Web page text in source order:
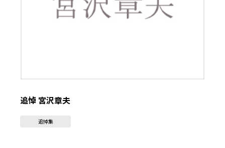
追悼 宮沢章夫
追悼集